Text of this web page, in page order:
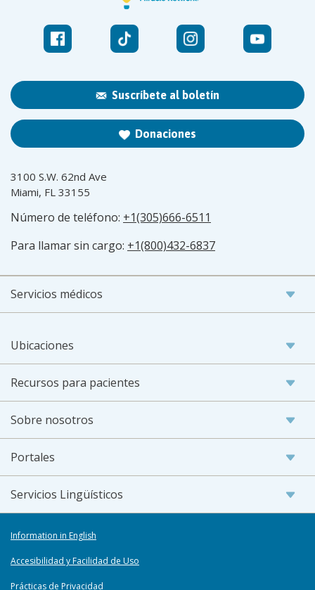
Suscríbete al boletín
Donaciones
3100 S.W. 62nd Ave
Miami, FL 33155
Número de teléfono: +1(305)666-6511
Para llamar sin cargo: +1(800)432-6837
Servicios médicos
Ubicaciones
Recursos para pacientes
Sobre nosotros
Portales
Servicios Lingüísticos
Information in English
Accesibilidad y Facilidad de Uso
Prácticas de Privacidad